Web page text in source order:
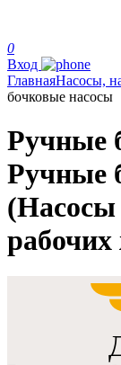
0
Вход
ГлавнаяНасосы,
бочковые насосы
Ручные
Ручные
(Насосы